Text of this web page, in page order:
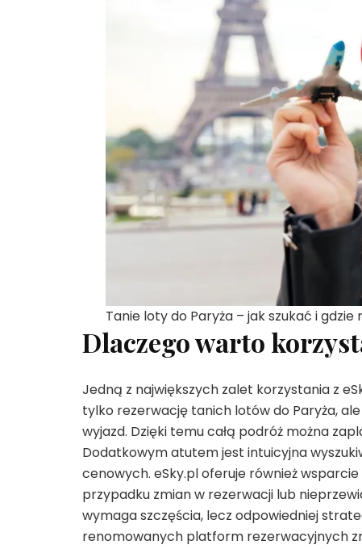
Tanie loty do Paryża – jak szukać i
Dlaczego warto
Jedną z największych zalet korzystania z
tylko rezerwację tanich lotów do Paryża,
wyjazd. Dzięki temu całą podróż można
Dodatkowym atutem jest intuicyjna
cenowych. eSky.pl oferuje również
przypadku zmian w rezerwacji lub
wymaga szczęścia, lecz odpowiedniej
renomowanych platform rezerwacyjnych